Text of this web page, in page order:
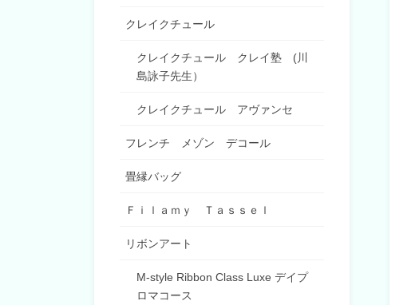
クレイクチュール
クレイクチュール クレイ塾 (川
島詠子先生）
クレイクチュール アヴァンセ
フレンチ メゾン デコール
畳縁バッグ
Ｆｉｌａｍｙ Ｔａｓｓｅｌ
リボンアート
M-style Ribbon Class Luxe デイプ
ロマコース